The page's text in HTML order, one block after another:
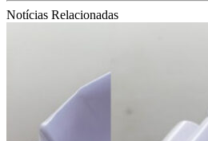
Notícias Relacionadas